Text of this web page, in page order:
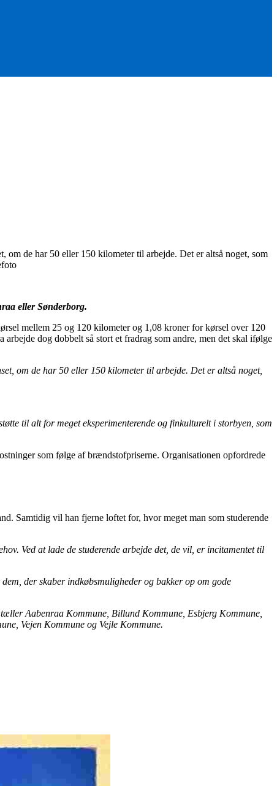
om de har 50 eller 150 kilometer til arbejde. Det er altså noget, som
eller Sønderborg.
mellem 25 og 120 kilometer og 1,08 kroner for kørsel over 120
dog dobbelt så stort et fradrag som andre, men det skal ifølge
om de har 50 eller 150 kilometer til arbejde. Det er altså noget,
til alt for meget eksperimenterende og finkulturelt i storbyen, som
som følge af brændstofpriserne. Organisationen opfordrede
Samtidig vil han fjerne loftet for, hvor meget man som studerende
Ved at lade de studerende arbejde det, de vil, er incitamentet til
der skaber indkøbsmuligheder og bakker op om gode
Aabenraa Kommune, Billund Kommune, Esbjerg Kommune,
Vejen Kommune og Vejle Kommune.